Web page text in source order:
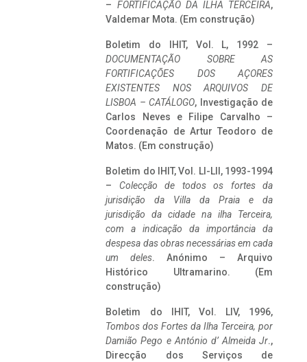
– FORTIFICAÇÃO DA ILHA TERCEIRA,
Valdemar Mota. (Em construção)
Boletim do IHIT, Vol. L, 1992 –
DOCUMENTAÇÃO SOBRE AS
FORTIFICAÇÕES DOS AÇORES
EXISTENTES NOS ARQUIVOS DE
LISBOA – CATÁLOGO, Investigação de
Carlos Neves e Filipe Carvalho –
Coordenação de Artur Teodoro de
Matos. (Em construção)
Boletim do IHIT, Vol. LI-LII, 1993-1994
– Colecção de todos os fortes da
jurisdição da Villa da Praia e da
jurisdição da cidade na ilha Terceira,
com a indicação da importância da
despesa das obras necessárias em cada
um deles. Anónimo – Arquivo
Histórico Ultramarino. (Em
construção)
Boletim do IHIT, Vol. LIV, 1996,
Tombos dos Fortes da Ilha Terceira, por
Damião Pego e António d’ Almeida Jr.,
Direcção dos Serviços de